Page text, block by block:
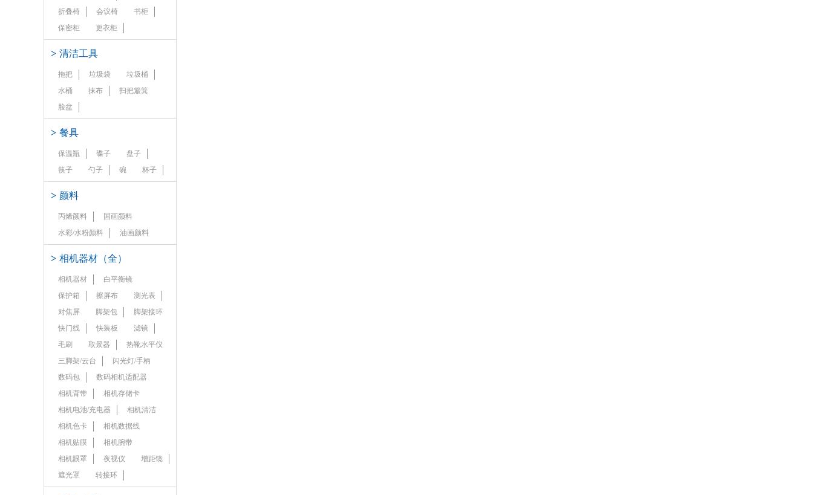
折叠椅
会议椅
书柜
保密柜
更衣柜
> 清洁工具
拖把 垃圾袋
垃圾桶
水桶
抹布
扫把簸箕
脸盆
> 餐具
保温瓶 碟子
盘子
筷子
勺子 碗 杯子
> 颜料
丙烯颜料
国画颜料
水彩/水粉颜料
油画颜料
> 相机器材（全）
相机器材
白平衡镜
保护箱
擦屏布
测光表
对焦屏
脚架包
脚架接环
快门线
快装板
滤镜
毛刷
取景器
热靴水平仪
三脚架/云台
闪光灯/手柄
数码包
数码相机适配器
相机背带
相机存储卡
相机电池/充电器
相机清洁
相机色卡
相机数据线
相机贴膜
相机腕带
相机眼罩
夜视仪
增距镜
遮光罩
转接环